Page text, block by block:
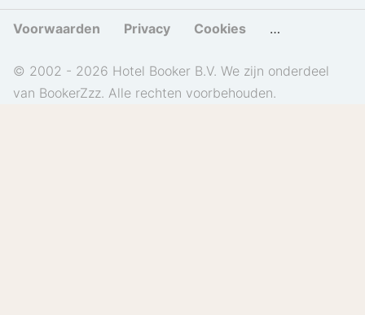
Voorwaarden Privacy Cookies Cookies
© 2002 - 2026 Hotel Booker B.V. We zijn onderdeel
van BookerZzz. Alle rechten voorbehouden.